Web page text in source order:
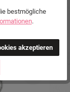
bestmögliche
.
akzeptieren